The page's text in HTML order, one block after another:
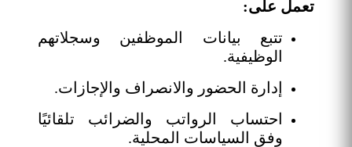
تعمل على:
تتبع بيانات الموظفين وسجلاتهم
الوظيفية.
إدارة الحضور والانصراف والإجازات.
احتساب الرواتب والضرائب تلقائيًا
وفق السياسات المحلية.